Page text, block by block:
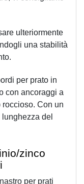
ulteriormente
una stabilità
per prato in
con ancoraggi a
Con un
del
zinco
per prati